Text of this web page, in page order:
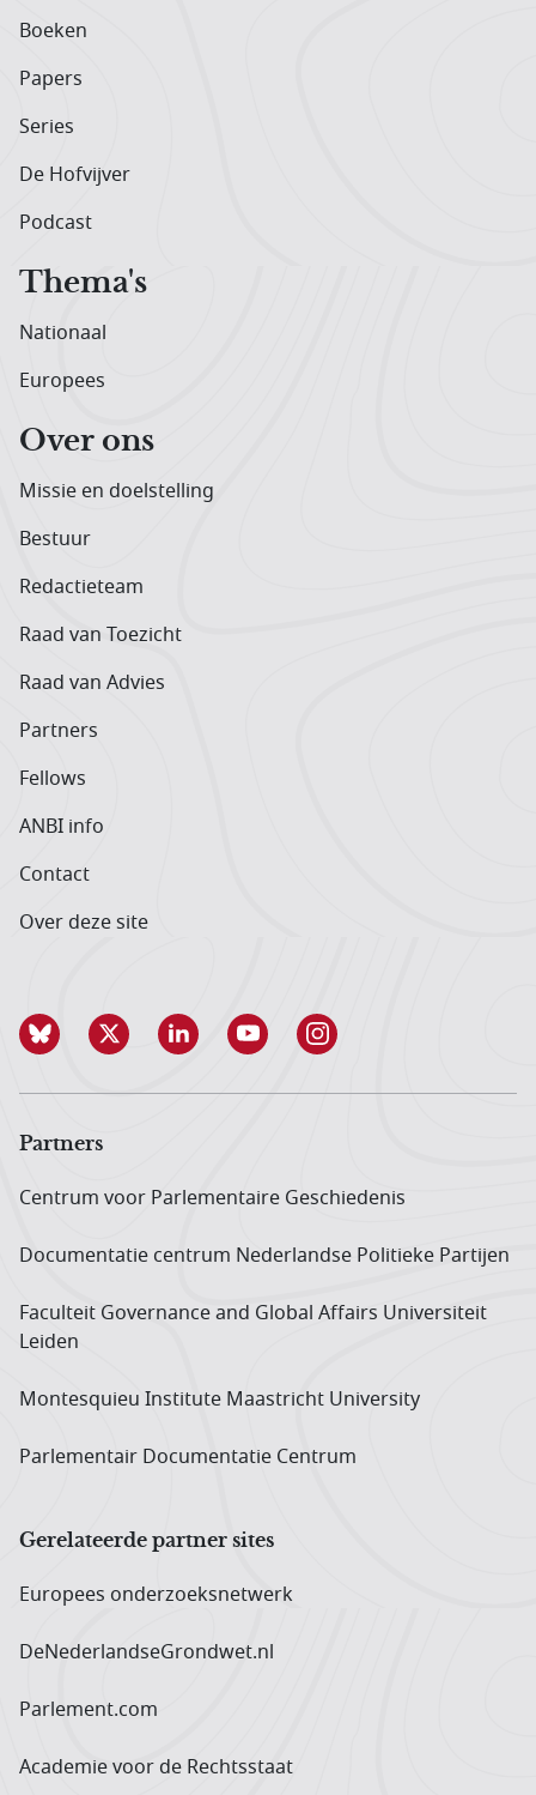
Boeken
Papers
Series
De Hofvijver
Podcast
Thema's
Nationaal
Europees
Over ons
Missie en doelstelling
Bestuur
Redactieteam
Raad van Toezicht
Raad van Advies
Partners
Fellows
ANBI info
Contact
Over deze site
Partners
Centrum voor Parlementaire Geschiedenis
Documentatie centrum Neder­landse Politieke Partijen
Faculteit Governance and Global Affairs Universiteit
Leiden
Montesquieu Institute Maastricht University
Parlementair Documentatie Centrum
Gerelateerde partner sites
Europees onderzoeks­netwerk
DeNederlandseGrondwet.nl
Parlement.com
Academie voor de Rechtsstaat